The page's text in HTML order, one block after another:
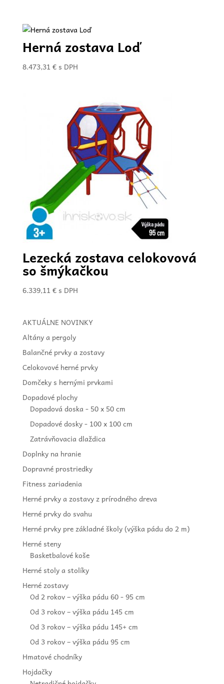
Herná zostava Loď
8.473,31 € s DPH
Lezecká zostava celokovová
so šmýkačkou
6.339,11 € s DPH
AKTUÁLNE NOVINKY
Altány a pergoly
Balančné prvky a zostavy
Celokovové herné prvky
Domčeky s hernými prvkami
Dopadové plochy
Dopadová doska - 50 x 50 cm
Dopadové dosky - 100 x 100 cm
Zatrávňovacia dlaždica
Doplnky na hranie
Dopravné prostriedky
Fitness zariadenia
Herné prvky a zostavy z prírodného dreva
Herné prvky do svahu
Herné prvky pre základné školy (výška pádu do 2 m)
Herné steny
Basketbalové koše
Herné stoly a stolíky
Herné zostavy
Od 2 rokov – výška pádu 60 - 95 cm
Od 3 rokov – výška pádu 145 cm
Od 3 rokov – výška pádu 145+ cm
Od 3 rokov – výška pádu 95 cm
Hmatové chodníky
Hojdačky